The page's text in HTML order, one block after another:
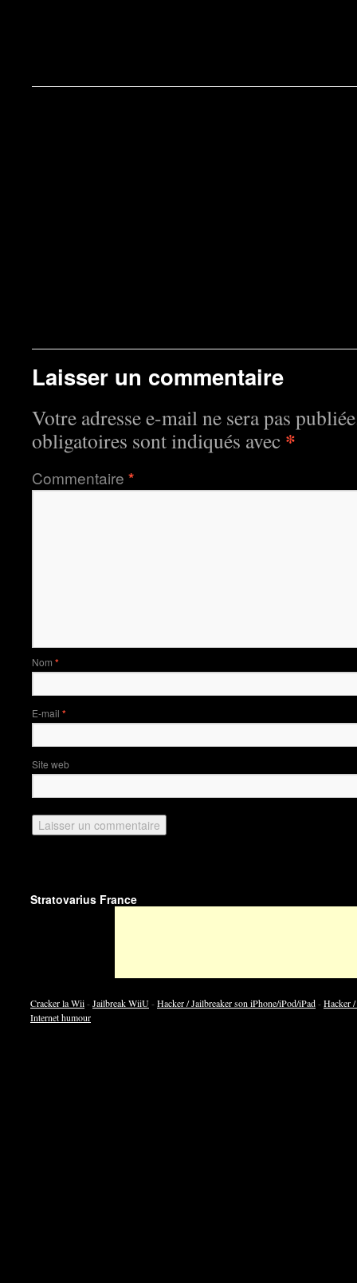
Laisser un commentaire
Votre adresse e-mail ne sera pas
obligatoires sont indiqués avec *
Commentaire *
Nom *
E-mail *
Site web
Stratovarius France
Cracker la Wii-Jailbreak WiiU-Hacker / Jailbreaker son iPhone/iPod/iPad-Hacker
Internet humour